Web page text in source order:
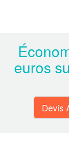
euros
Devis